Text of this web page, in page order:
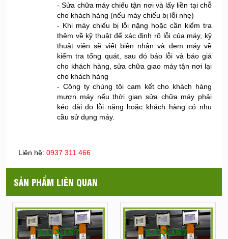
- Sửa chữa máy chiếu tận nơi và lấy liền tại chỗ
cho khách hàng (nếu máy chiếu bị lỗi nhẹ)
- Khi máy chiếu bị lỗi nặng hoặc cần kiểm tra
thêm về kỹ thuật để xác định rõ lỗi của máy, kỹ
thuật viên sẽ viết biên nhận và đem máy về
kiểm tra tổng quát, sau đó báo lỗi và báo giá
cho khách hàng, sửa chữa giao máy tận nơi lại
cho khách hàng
- Công ty chúng tôi cam kết cho khách hàng
mượn máy nếu thời gian sửa chữa máy phải
kéo dài do lỗi nặng hoặc khách hàng có nhu
cầu sử dụng máy.
Liên hệ: 0937 311 466
SẢN PHẨM LIÊN QUAN